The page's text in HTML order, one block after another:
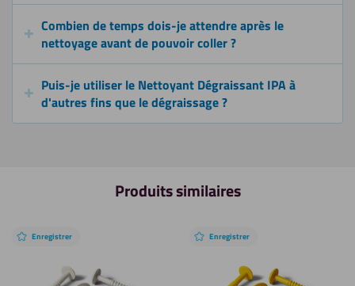
Combien de temps dois-je attendre après le
nettoyage avant de pouvoir coller ?
Puis-je utiliser le Nettoyant Dégraissant IPA à
d'autres fins que le dégraissage ?
Produits similaires
Enregistrer Enregistrer